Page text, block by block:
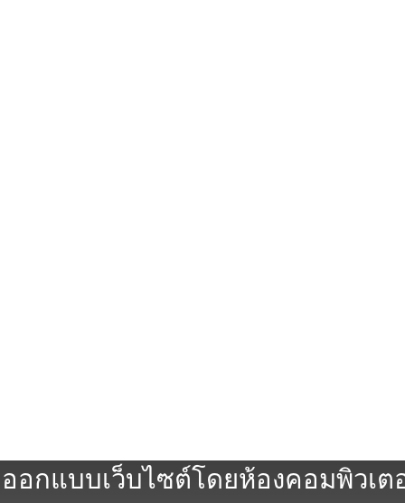
ออกแบบเว็บไซต์โดยห้องคอมพิวเ